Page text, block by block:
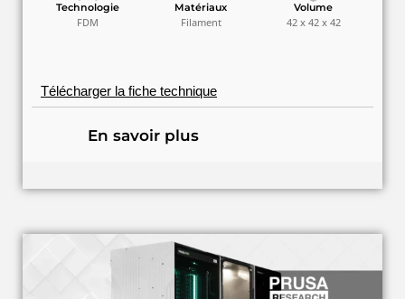
Technologie
FDM
Matériaux
Filament
Volume
42 x 42 x 42
Télécharger la fiche technique
En savoir plus